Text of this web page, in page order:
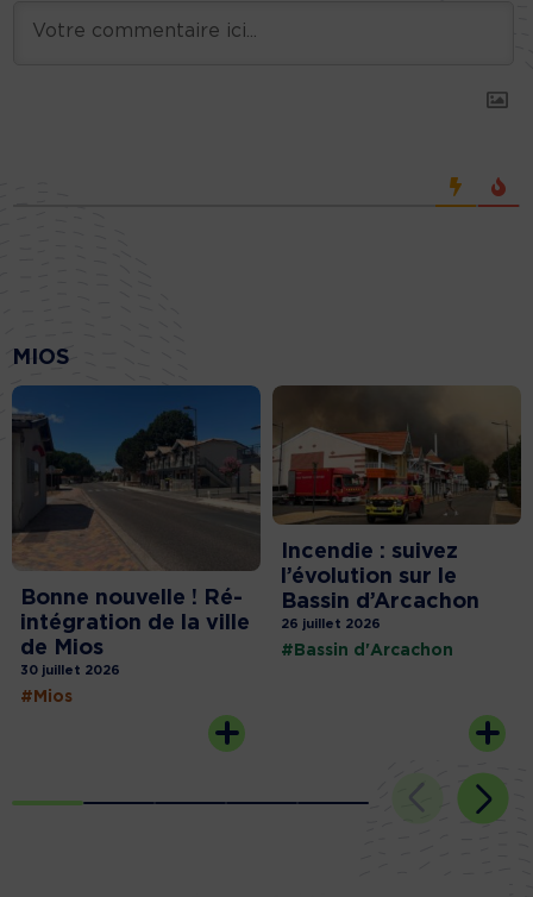
MIOS
Bonne nouvelle ! Ré-
intégration de la ville
de Mios
30 juillet 2026
#Mios
Incendie : suivez
l’évolution sur le
Bassin d’Arcachon
26 juillet 2026
#Bassin d'Arcachon